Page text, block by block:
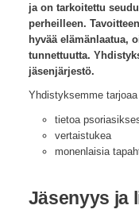
ja on tarkoitettu
perheilleen.
hyvää elämänlaatua,
tunnettuutta.
jäsenjärjestö.
Yhdistyksemme
tietoa
vertaistukea
monenlaisia
Jäsenyys ja